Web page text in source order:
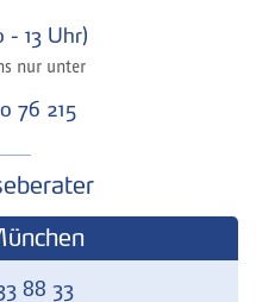
- 13 Uhr)
nur unter
76 215
88 33